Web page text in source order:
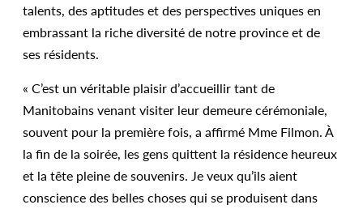
talents, des aptitudes et des perspectives uniques en
embrassant la riche diversité de notre province et de
ses résidents.
« C’est un véritable plaisir d’accueillir tant de
Manitobains venant visiter leur demeure cérémoniale,
souvent pour la première fois, a affirmé Mme Filmon. À
la fin de la soirée, les gens quittent la résidence heureux
et la tête pleine de souvenirs. Je veux qu’ils aient
conscience des belles choses qui se produisent dans